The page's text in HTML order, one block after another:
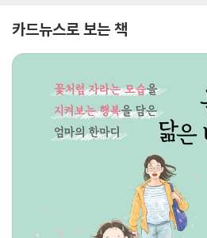
카드뉴스로 보는 책